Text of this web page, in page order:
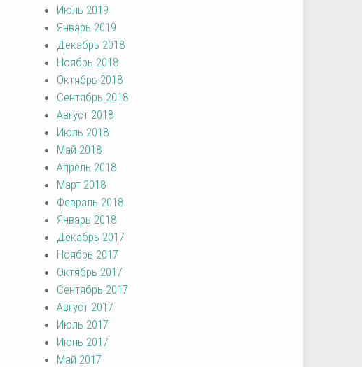
Июль 2019
Январь 2019
Декабрь 2018
Ноябрь 2018
Октябрь 2018
Сентябрь 2018
Август 2018
Июль 2018
Май 2018
Апрель 2018
Март 2018
Февраль 2018
Январь 2018
Декабрь 2017
Ноябрь 2017
Октябрь 2017
Сентябрь 2017
Август 2017
Июль 2017
Июнь 2017
Май 2017